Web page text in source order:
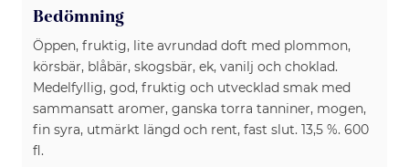
Bedömning
Öppen, fruktig, lite avrundad doft med plommon,
körsbär, blåbär, skogsbär, ek, vanilj och choklad.
Medelfyllig, god, fruktig och utvecklad smak med
sammansatt aromer, ganska torra tanniner, mogen,
fin syra, utmärkt längd och rent, fast slut. 13,5 %. 600